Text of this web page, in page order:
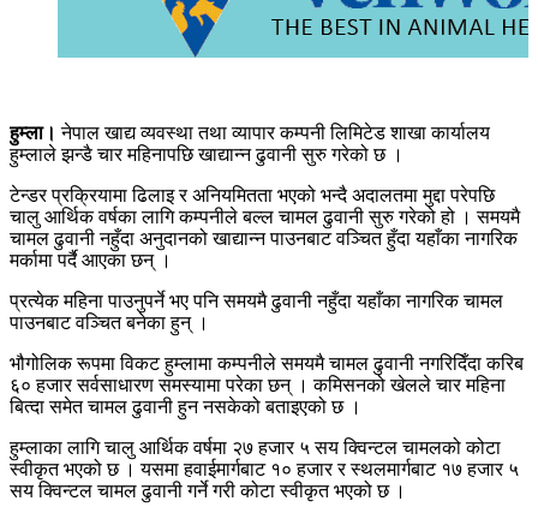
हुम्ला। नेपाल खाद्य व्यवस्था तथा व्यापार कम्पनी लिमिटेड शाखा कार्यालय
हुम्लाले झन्डै चार महिनापछि खाद्यान्न ढुवानी सुरु गरेको छ ।
टेन्डर प्रक्रियामा ढिलाइ र अनियमितता भएको भन्दै अदालतमा मुद्दा परेपछि
चालु आर्थिक वर्षका लागि कम्पनीले बल्ल चामल ढुवानी सुरु गरेको हो । समयमै
चामल ढुवानी नहुँदा अनुदानको खाद्यान्न पाउनबाट वञ्चित हुँदा यहाँका नागरिक
मर्कामा पर्दै आएका छन् ।
प्रत्येक महिना पाउनुपर्ने भए पनि समयमै ढुवानी नहुँदा यहाँका नागरिक चामल
पाउनबाट वञ्चित बनेका हुन् ।
भौगोलिक रूपमा विकट हुम्लामा कम्पनीले समयमै चामल ढुवानी नगरिदिँदा करिब
६० हजार सर्वसाधारण समस्यामा परेका छन् । कमिसनको खेलले चार महिना
बित्दा समेत चामल ढुवानी हुन नसकेको बताइएको छ ।
हुम्लाका लागि चालु आर्थिक वर्षमा २७ हजार ५ सय क्विन्टल चामलको कोटा
स्वीकृत भएको छ । यसमा हवाईमार्गबाट १० हजार र स्थलमार्गबाट १७ हजार ५
सय क्विन्टल चामल ढुवानी गर्ने गरी कोटा स्वीकृत भएको छ ।